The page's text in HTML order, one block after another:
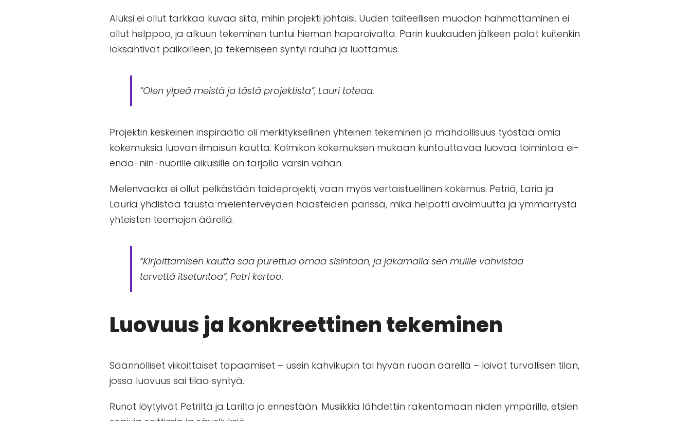
Aluksi ei ollut tarkkaa kuvaa siitä, mihin projekti johtaisi. Uuden taiteellisen muodon hahmottaminen ei
ollut helppoa, ja alkuun tekeminen tuntui hieman haparoivalta. Parin kuukauden jälkeen palat kuitenkin
loksahtivat paikoilleen, ja tekemiseen syntyi rauha ja luottamus.
“Olen ylpeä meistä ja tästä projektista”, Lauri toteaa.
Projektin keskeinen inspiraatio oli merkityksellinen yhteinen tekeminen ja mahdollisuus työstää omia
kokemuksia luovan ilmaisun kautta. Kolmikon kokemuksen mukaan kuntouttavaa luovaa toimintaa ei-
enää-niin-nuorille aikuisille on tarjolla varsin vähän.
Mielenvaaka ei ollut pelkästään taideprojekti, vaan myös vertaistuellinen kokemus. Petriä, Laria ja
Lauria yhdistää tausta mielenterveyden haasteiden parissa, mikä helpotti avoimuutta ja ymmärrystä
yhteisten teemojen äärellä.
“Kirjoittamisen kautta saa purettua omaa sisintään, ja jakamalla sen muille vahvistaa
tervettä itsetuntoa”, Petri kertoo.
Luovuus ja konkreettinen tekeminen
Säännölliset viikoittaiset tapaamiset – usein kahvikupin tai hyvän ruoan äärellä – loivat turvallisen tilan,
jossa luovuus sai tilaa syntyä.
Runot löytyivät Petriltä ja Larilta jo ennestään. Musiikkia lähdettiin rakentamaan niiden ympärille, etsien